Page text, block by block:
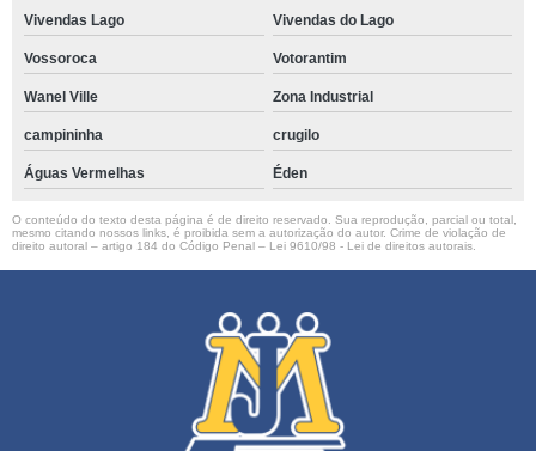
Vivendas Lago Vivendas do Lago
Vossoroca Votorantim
Wanel Ville Zona Industrial
campininha crugilo
Águas Vermelhas Éden
O conteúdo do texto desta página é de direito reservado. Sua reprodução, parcial ou total,
mesmo citando nossos links, é proibida sem a autorização do autor. Crime de violação de
direito autoral – artigo 184 do Código Penal – Lei 9610/98 - Lei de direitos autorais